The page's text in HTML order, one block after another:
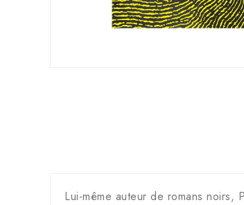
Lui-même auteur de romans